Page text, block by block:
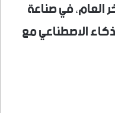
العام، في صناعة
الاصطناعي مع